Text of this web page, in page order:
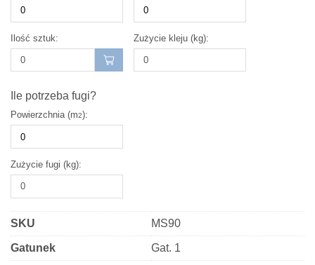
silver
30x30
cm
Ilość sztuk: Zużycie kleju (kg):
Ile potrzeba fugi?
Powierzchnia (m2):
Zużycie fugi (kg):
SKU MS90
Gatunek Gat. 1